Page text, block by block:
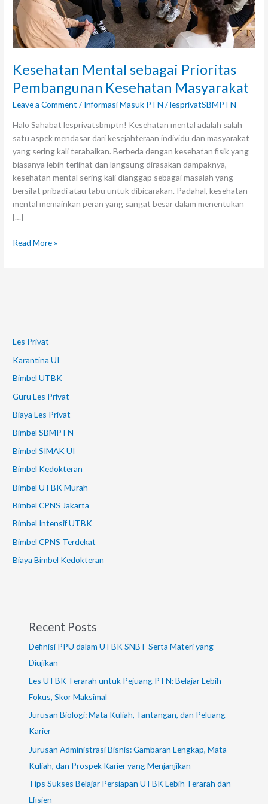
Kesehatan Mental sebagai Prioritas
Pembangunan Kesehatan Masyarakat
Leave a Comment / Informasi Masuk PTN /lesprivatSBMPTN
Halo Sahabat lesprivatsbmptn! Kesehatan mental adalah salah
satu aspek mendasar dari kesejahteraan individu dan masyarakat
yang sering kali terabaikan. Berbeda dengan kesehatan fisik yang
biasanya lebih terlihat dan langsung dirasakan dampaknya,
kesehatan mental sering kali dianggap sebagai masalah yang
bersifat pribadi atau tabu untuk dibicarakan. Padahal, kesehatan
mental memainkan peran yang sangat besar dalam menentukan
[…]
Read More »
Les Privat
Karantina UI
Bimbel UTBK
Guru Les Privat
Biaya Les Privat
Bimbel SBMPTN
Bimbel SIMAK UI
Bimbel Kedokteran
Bimbel UTBK Murah
Bimbel CPNS Jakarta
Bimbel Intensif UTBK
Bimbel CPNS Terdekat
Biaya Bimbel Kedokteran
Recent Posts
Definisi PPU dalam UTBK SNBT Serta Materi yang
Diujikan
Les UTBK Terarah untuk Pejuang PTN: Belajar Lebih
Fokus, Skor Maksimal
Jurusan Biologi: Mata Kuliah, Tantangan, dan Peluang
Karier
Jurusan Administrasi Bisnis: Gambaran Lengkap, Mata
Kuliah, dan Prospek Karier yang Menjanjikan
Tips Sukses Belajar Persiapan UTBK Lebih Terarah dan
Efisien